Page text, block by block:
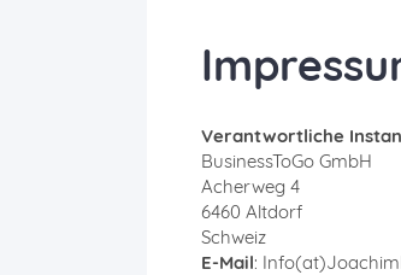
Verantwortliche
BusinessToGo GmbH
Acherweg 4
6460 Altdorf
Schweiz
E-Mail: